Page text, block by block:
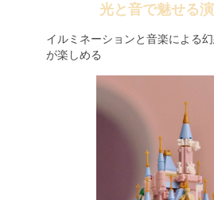
光と音で魅せる
イルミネーションと音楽による
が楽しめる